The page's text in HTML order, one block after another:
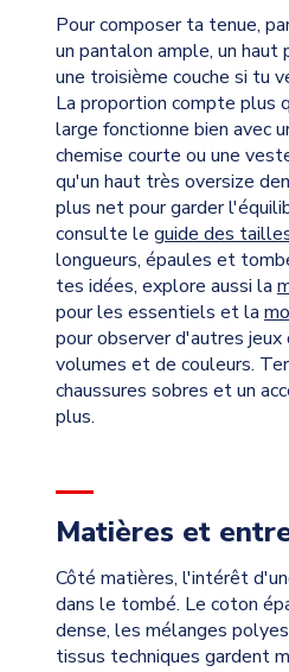
Pour composer ta tenue,
un pantalon ample, un
une troisième couche si tu
La proportion compte plus
large fonctionne bien avec
chemise courte ou une
qu'un haut très oversize
plus net pour garder
consulte le guide des
longueurs, épaules et
tes idées, explore aussi la
pour les essentiels et la
pour observer d'autres jeux
volumes et de couleurs.
chaussures sobres et un
plus.
Matières et
Côté matières, l'intérêt
dans le tombé. Le coton
dense, les mélanges
tissus techniques gardent